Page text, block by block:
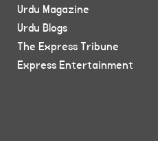
Urdu Magazine
Urdu Blogs
The Express Tribune
Express Entertainment